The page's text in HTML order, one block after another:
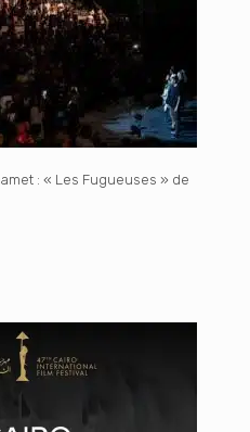
: « Les Fugueuses » de